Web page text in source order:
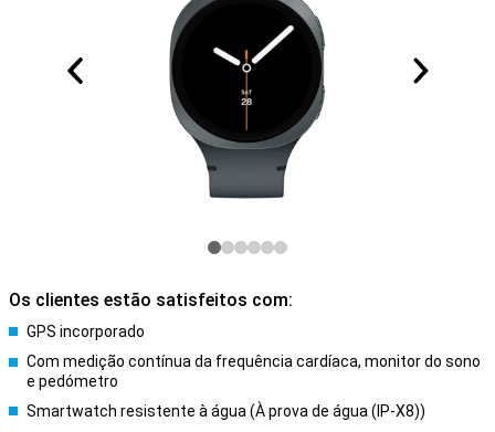
Os clientes estão satisfeitos com:
GPS incorporado
Com medição contínua da frequência cardíaca, monitor do sono
e pedómetro
Smartwatch resistente à água (À prova de água (IP-X8))